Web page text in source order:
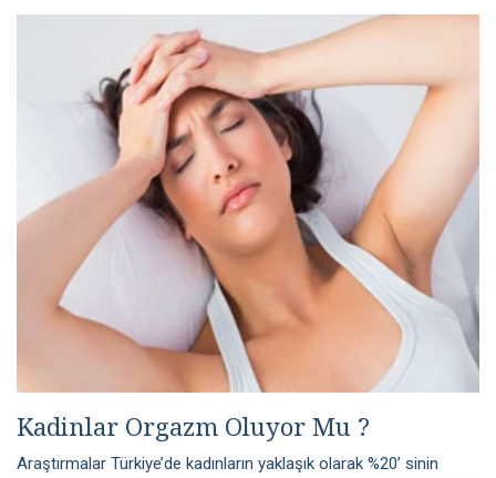
Kadinlar Orgazm Oluyor Mu ?
Araştırmalar Türkiye’de kadınların yaklaşık olarak %20’ sinin